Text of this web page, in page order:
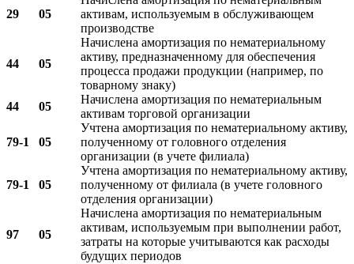
29 05
активам, используемым в обслуживающем
производстве
44 05
Начислена амортизация по нематериальному
активу, предназначенному для обеспечения
процесса продажи продукции (например, по
товарному знаку)
44
05
Начислена амортизация по нематериальным
активам торговой организации
79-1 05
Учтена амортизация по нематериальному активу,
полученному от головного отделения
организации (в учете филиала)
79-1 05
Учтена амортизация по нематериальному активу,
полученному от филиала (в учете головного
отделения организации)
97 05
Начислена амортизация по нематериальным
активам, используемым при выполнении работ,
затраты на которые учитываются как расходы
будущих периодов